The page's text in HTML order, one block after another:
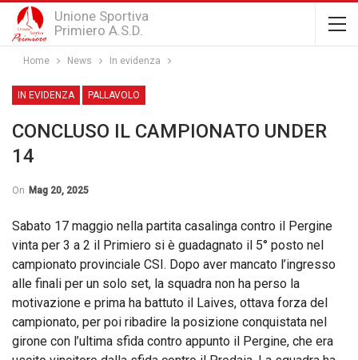
Unione Sportiva
Primiero A.S.D.
Home News In evidenza
IN EVIDENZA PALLAVOLO
CONCLUSO IL CAMPIONATO UNDER
14
On Mag 20, 2025
Sabato 17 maggio nella partita casalinga contro il Pergine
vinta per 3 a 2 il Primiero si è guadagnato il 5° posto nel
campionato provinciale CSI. Dopo aver mancato l’ingresso
alle finali per un solo set, la squadra non ha perso la
motivazione e prima ha battuto il Laives, ottava forza del
campionato, per poi ribadire la posizione conquistata nel
girone con l’ultima sfida contro appunto il Pergine, che era